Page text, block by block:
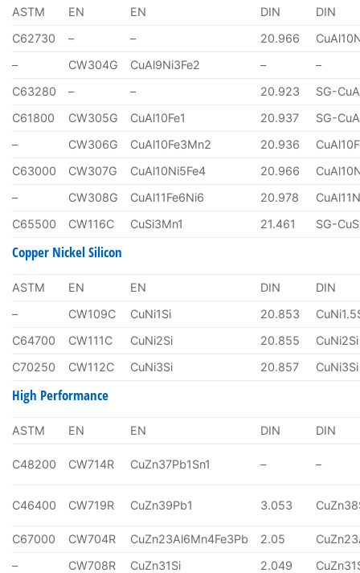
ASTM EN EN DIN
DIN
C62730
– – 20.966
–
CW304G CuAl9Ni3Fe2 –
–
C63280
– – 20.923
SG-
C61800
CW305G CuAl10Fe1 20.937
SG-
–
CW306G CuAl10Fe3Mn2 20.936
C63000
CW307G CuAl10Ni5Fe4 20.966
–
CW308G CuAl11Fe6Ni6 20.978
C65500
CW116C CuSi3Mn1 21.461 SG-
Copper Nickel Silicon
ASTM EN EN DIN
DIN
–
CW109C CuNi1Si 20.853
C64700
CW111C CuNi2Si 20.855
CuNi2Si
C70250
CW112C CuNi3Si 20.857 CuNi3Si
High Performance
ASTM EN EN DIN DIN
C48200 CW714R CuZn37Pb1Sn1 – –
C46400 CW719R CuZn39Pb1 3.053
C67000 CW704R CuZn23Al6Mn4Fe3Pb 2.05
–
CW708R CuZn31Si 2.049